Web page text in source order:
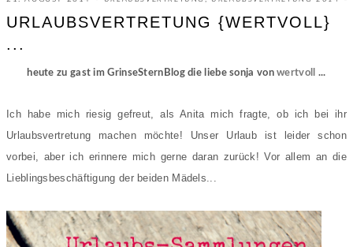
URLAUBSVERTRETUNG {WERTVOLL}
...
heute zu gast im GrinseSternBlog die liebe sonja vonwertvoll ...
Ich habe mich riesig gefreut, als Anita mich fragte, ob ich bei ihr
Urlaubsvertretung machen möchte! Unser Urlaub ist leider schon
vorbei, aber ich erinnere mich gerne daran zurück! Vor allem an die
Lieblingsbeschäftigung der beiden Mädels...